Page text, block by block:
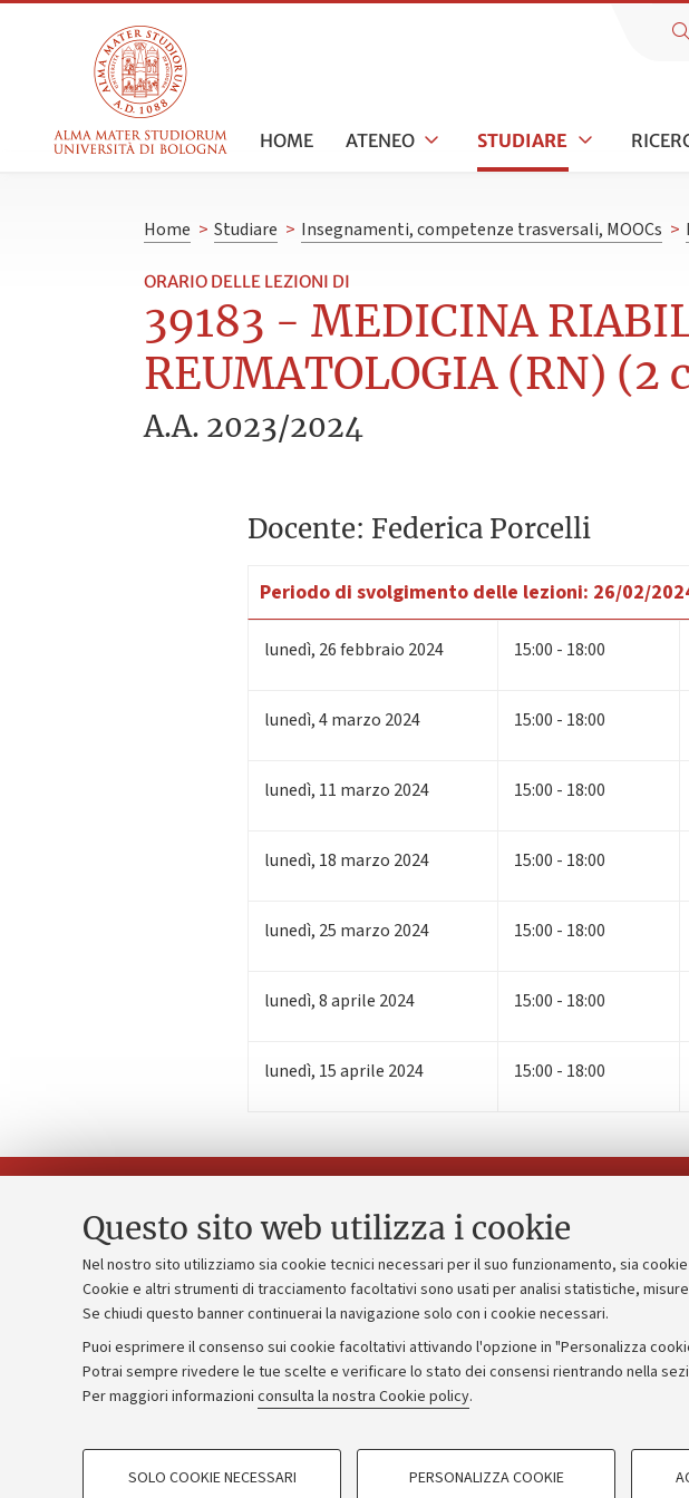
Questo sito web utilizza i cookie
Nel nostro sito utilizziamo sia cookie tecnici necessari per il suo funzionamento, sia
Cookie e altri strumenti di tracciamento facoltativi sono usati per analisi statistiche,
Se chiudi questo banner continuerai la navigazione solo con i cookie necessari.
Puoi esprimere il consenso sui cookie facoltativi attivando l'opzione in "Personalizza
Potrai sempre rivedere le tue scelte e verificare lo stato dei consensi rientrando nella
Per maggiori informazioni consulta la nostra Cookie policy.
COOKIE DI PROFILAZIONE - FACOLTATIVI
SOLO COOKIE NECESSARI PERSONALIZZA COOKIE
HOME ATENEO STUDIARE
Home > Studiare > Insegnamenti, competenze trasversali, MOOCs >
ORARIO DELLE LEZIONI DI
39183 - MEDICINA
REUMATOLOGIA (RN) (2
A.A. 2023/2024
Docente: Federica Porcelli
Periodo di svolgimento delle lezioni: 26/02/
lunedì, 26febbraio 2024 15:00 - 18:00
lunedì,4marzo 2024 15:00 - 18:00
lunedì, 11 marzo 2024 15:00 - 18:00
lunedì, 18 marzo 2024 15:00 - 18:00
lunedì, 25 marzo 2024 15:00 - 18:00
lunedì,8aprile 2024 15:00 - 18:00
lunedì, 15aprile 2024 15:00 - 18:00
Contatti e PEC
Uffici dell'amministrazione generale
Lavora con noi
Alumni community
Piano strategico
Bilanci
Donazioni e 5x1000
Merchandising - UniboStore